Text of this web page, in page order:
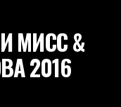
МИСС &
2016